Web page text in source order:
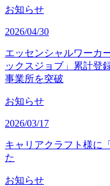
お知らせ
2026/04/30
エッセンシャルワーカ
ックスジョブ」累計登
事業所を突破
お知らせ
2026/03/17
キャリアクラフト様に
た
お知らせ